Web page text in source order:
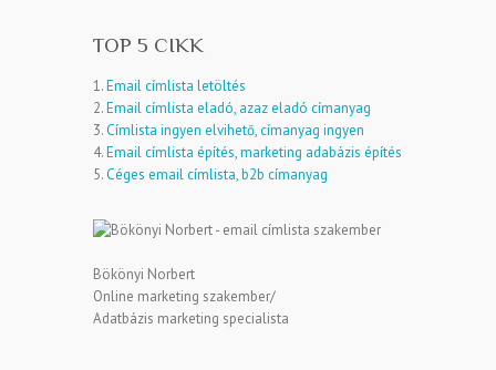
TOP 5 CIKK
1.Email címlista letöltés
2.Email címlista eladó, azaz eladó címanyag
3.Címlista ingyen elvihető, címanyag ingyen
4.Email címlista építés, marketing adabázis építés
5.Céges email címlista, b2b címanyag
Bökönyi Norbert
Online marketing szakember/
Adatbázis marketing specialista